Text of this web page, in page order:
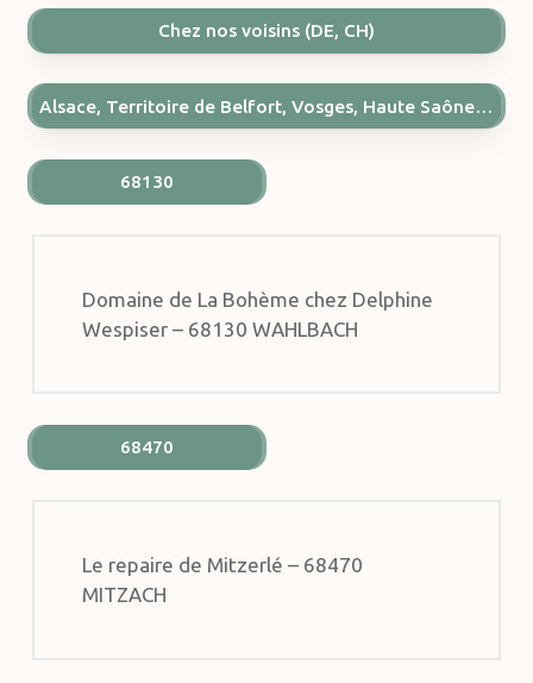
Chez nos voisins (DE, CH)
Alsace, Territoire de Belfort, Vosges, Haute Saône…
68130
Domaine de La Bohème chez Delphine
Wespiser – 68130 WAHLBACH
68470
Le repaire de Mitzerlé – 68470
MITZACH